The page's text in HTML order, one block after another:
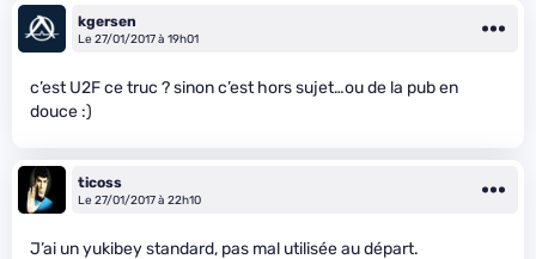
kgersen
Le 27/01/2017 à 19h01
c’est U2F ce truc ? sinon c’est hors sujet…ou de la pub en
douce :)
ticoss
Le 27/01/2017 à 22h10
J’ai un yukibey standard, pas mal utilisée au départ.